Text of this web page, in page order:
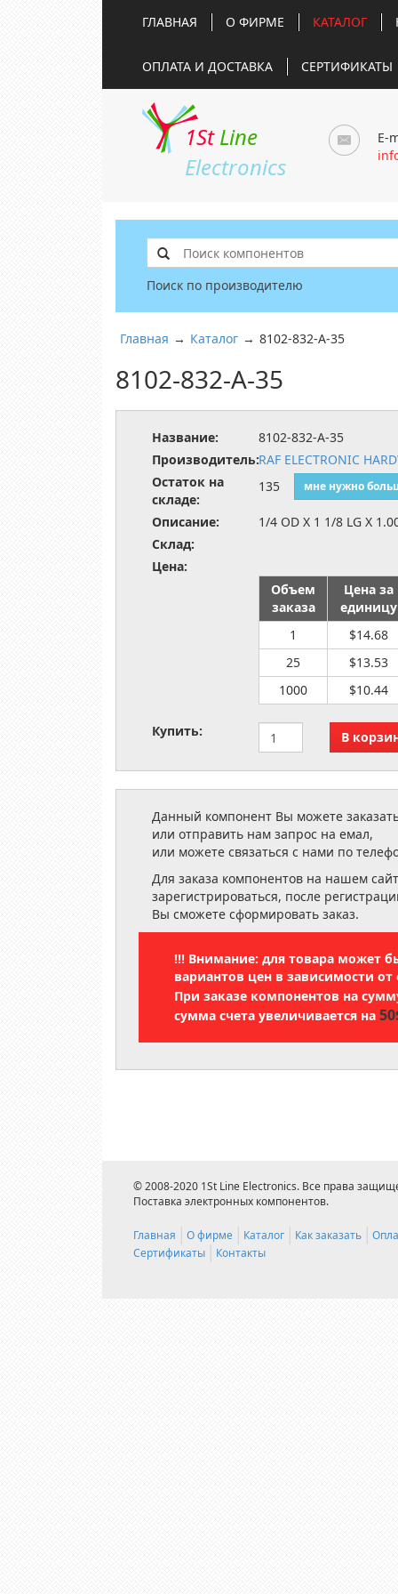
ГЛАВНАЯ О ФИРМЕ КАТАЛОГ
ОПЛАТА И ДОСТАВКА СЕРТИФИКАТЫ
1St Line
Electronics
E-
Поиск по производителю
Главная → Каталог → 8102-832-A-35
8102-832-A-35
Название:
8102-832-A-35
Производитель:RAF ELECTRONIC
Остаток на
складе:
135 мне нужно
Описание:
1/4 OD X 1 1/8 LG X
Склад:
Цена:
Объем
заказа
Цена за
единицу
1
$14.68
25
$13.53
1000
$10.44
Купить:
Данный компонент Вы можете
или отправить нам запрос на емал,
или можете связаться с нами по
Для заказа компонентов на нашем
зарегистрироваться, после
Вы сможете сформировать заказ.
!!! Внимание: для товара может
вариантов цен в зависимости от
При заказе компонентов на
сумма счета увеличивается на
© 2008-2020 1St Line Electronics. Все права
Поставка электронных компонентов.
Главная О фирме Каталог Как заказать
Сертификаты
Контакты